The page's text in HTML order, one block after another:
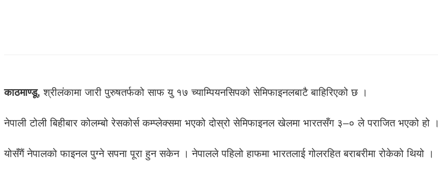
काठमाण्डू, श्रीलंकामा जारी पुरुषतर्फको साफ यु १७ च्याम्पियनसिपको सेमिफाइनलबाटै बाहिरिएको छ ।
नेपाली टोली बिहीबार कोलम्बो रेसकोर्स कम्प्लेक्समा भएको दोस्रो सेमिफाइनल खेलमा भारतसँग ३–० ले पराजित भएको हो ।
योसँगैं नेपालको फाइनल पुग्ने सपना पूरा हुन सकेन । नेपालले पहिलो हाफमा भारतलाई गोलरहित बराबरीमा रोकेको थियो ।